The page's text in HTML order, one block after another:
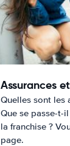
Assurances
Quelles sont les
Que se passe-t-
la franchise ?
page.